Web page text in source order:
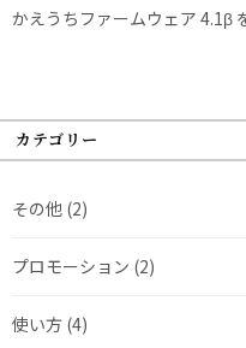
かえうちファームウェア 4.1β
カテゴリー
その他 (2)
プロモーション (2)
使い方 (4)